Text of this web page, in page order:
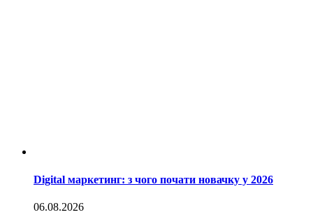
Digital маркетинг: з чого почати новачку у 2026
06.08.2026